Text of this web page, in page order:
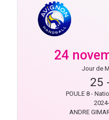
24
Jour de
25
POULE 8 -
ANDRE